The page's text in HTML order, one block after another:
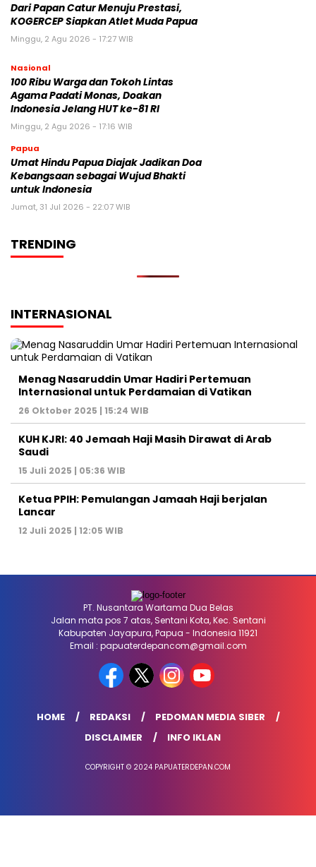
Dari Papan Catur Menuju Prestasi,
KOGERCEP Siapkan Atlet Muda Papua
Minggu, 2 Agu 2026 - 17:27 WIB
Nasional
100 Ribu Warga dan Tokoh Lintas
Agama Padati Monas, Doakan
Indonesia Jelang HUT ke-81 RI
Minggu, 2 Agu 2026 - 17:16 WIB
Papua
Umat Hindu Papua Diajak Jadikan Doa
Kebangsaan sebagai Wujud Bhakti
untuk Indonesia
Jumat, 31 Jul 2026 - 22:07 WIB
TRENDING
INTERNASIONAL
Menag Nasaruddin Umar Hadiri Pertemuan
Internasional untuk Perdamaian di Vatikan
26 Oktober 2025 | 15:24 WIB
KUH KJRI: 40 Jemaah Haji Masih Dirawat di Arab
Saudi
15 Juli 2025 | 05:36 WIB
Ketua PPIH: Pemulangan Jamaah Haji berjalan
Lancar
12 Juli 2025 | 12:05 WIB
PT. Nusantara Wartama Dua Belas
Jalan mata pos 7 atas, Sentani Kota, Kec. Sentani
Kabupaten Jayapura, Papua - Indonesia 11921
Email : papuaterdepancom@gmail.com
HOME REDAKSI
PEDOMAN MEDIA SIBER
DISCLAIMER
INFO IKLAN
COPYRIGHT © 2024 PAPUATERDEPAN.COM